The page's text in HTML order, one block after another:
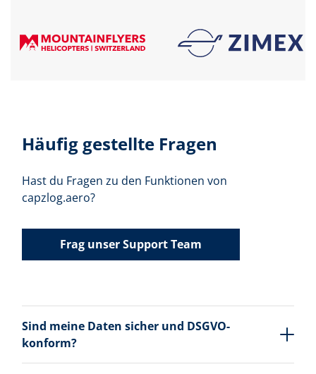
Häufig gestellte Fragen
Hast du Fragen zu den Funktionen von
capzlog.aero?
Frag unser Support Team
Sind meine Daten sicher und DSGVO-
konform?